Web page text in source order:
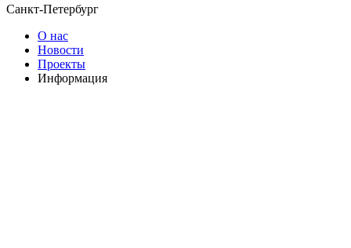
Санкт-Петербург
О нас
Новости
Проекты
Информация